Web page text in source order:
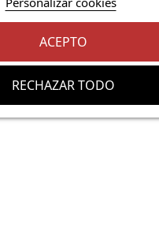
RECHAZAR TODO
ACEPTO